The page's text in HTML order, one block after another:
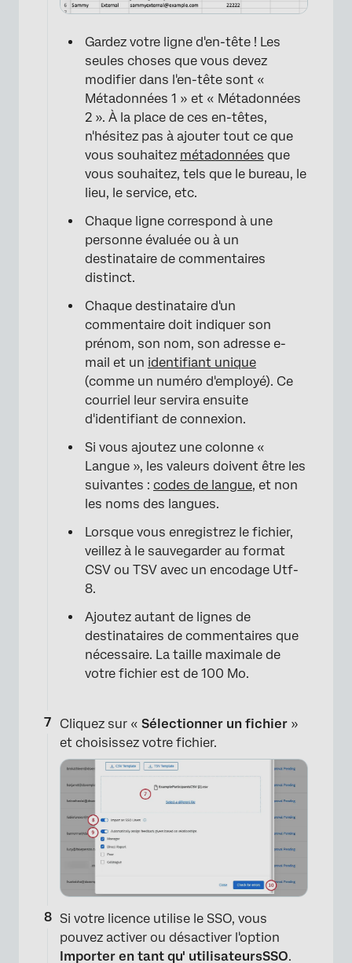
×
Gardez votre ligne d'en-tête ! Les
seules choses que vous devez
modifier dans l'en-tête sont «
Métadonnées 1 » et « Métadonnées
2 ». À la place de ces en-têtes,
n'hésitez pas à ajouter tout ce que
vous souhaitez métadonnées que
vous souhaitez, tels que le bureau, le
lieu, le service, etc.
Chaque ligne correspond à une
personne évaluée ou à un
destinataire de commentaires
distinct.
Chaque destinataire d'un
commentaire doit indiquer son
prénom, son nom, son adresse e-
mail et un identifiant unique
(comme un numéro d'employé). Ce
courriel leur servira ensuite
d'identifiant de connexion.
Si vous ajoutez une colonne «
Langue », les valeurs doivent être les
suivantes : codes de langue, et non
les noms des langues.
Lorsque vous enregistrez le fichier,
veillez à le sauvegarder au format
CSV ou TSV avec un encodage Utf-
8.
Ajoutez autant de lignes de
destinataires de commentaires que
nécessaire. La taille maximale de
votre fichier est de 100 Mo.
Cliquez sur « Sélectionner un fichier »
et choisissez votre fichier.
Si votre licence utilise le SSO, vous
pouvez activer ou désactiver l'option
Importer en tant qu' utilisateursSSO.